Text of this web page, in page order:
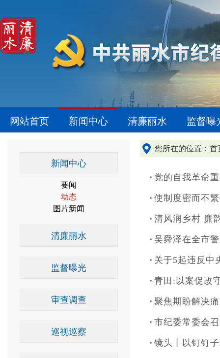
网站首页 新闻中心 清廉丽水 监督曝
新闻中心
要闻
动态
图片新闻
清廉丽水
监督曝光
审查调查
巡视巡察
您所在的位置： 首
党的自我革命
使制度密而不
清风润乡村 廉
吴舜泽在全市
关于5起违反中
青田:以案促改
聚焦期盼解决
市纪委常委会
镜头丨以钉钉